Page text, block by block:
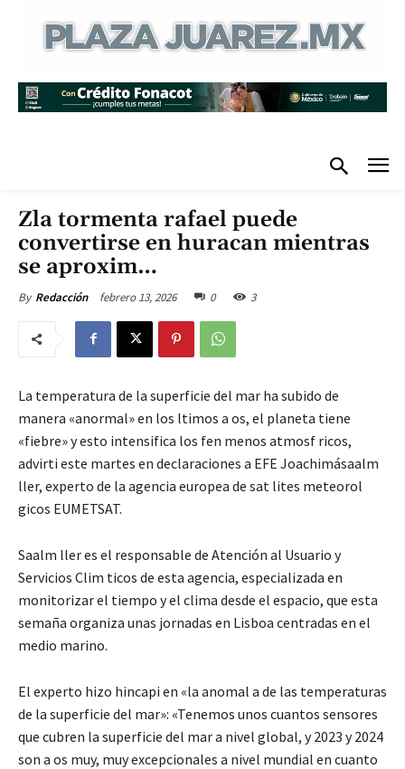
Zla tormenta rafael puede
convertirse en huracan mientras
se aproxim…
By Redacción febrero 13, 2026 0 3
La temperatura de la superficie del mar ha subido de
manera «anormal» en los ltimos a os, el planeta tiene
«fiebre» y esto intensifica los fen menos atmosf ricos,
advirti este martes en declaraciones a EFE Joachimásaalm
ller, experto de la agencia europea de sat lites meteorol
gicos EUMETSAT.
Saalm ller es el responsable de Atención al Usuario y
Servicios Clim ticos de esta agencia, especializada en
monitorizar el tiempo y el clima desde el espacio, que esta
semaña organiza unas jornadas en Lisboa centradas en el
medio marino.
El experto hizo hincapi en «la anomal a de las temperaturas
de la superficie del mar»: «Tenemos unos cuantos sensores
que cubren la superficie del mar a nivel global, y 2023 y 2024
son a os muy, muy excepcionales a nivel mundial en cuanto